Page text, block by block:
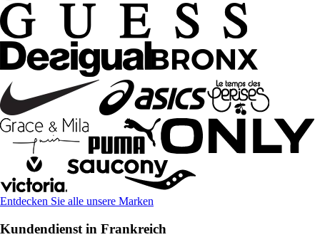
Entdecken Sie alle unsere Marken
Kundendienst in Frankreich